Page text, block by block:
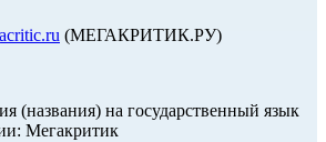
(МЕГАКРИТИК.РУ)
(названия) на государственный язык
Мегакритик